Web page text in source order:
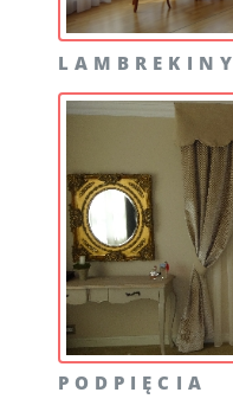
LAMBREKINY
PODPIĘCIA